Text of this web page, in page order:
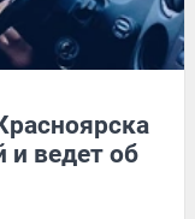
и ведет об